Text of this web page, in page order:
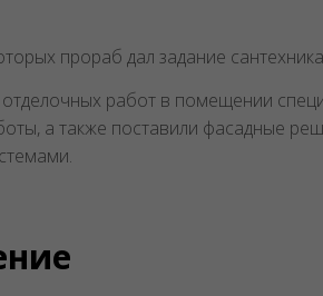
прораб дал задание
отделочных работ в помещении
а также поставили фасадные